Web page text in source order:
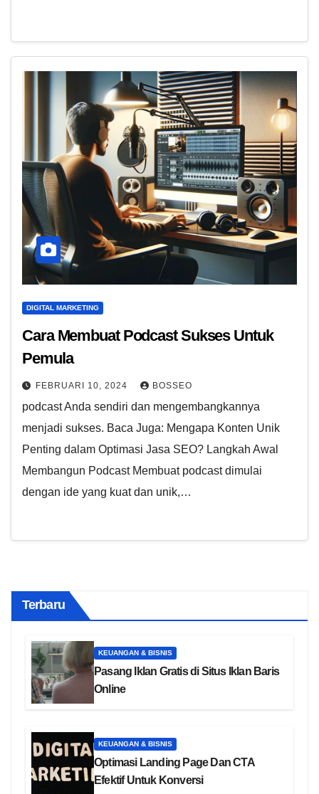
DIGITAL MARKETING
Cara Membuat Podcast Sukses Untuk
Pemula
FEBRUARI 10, 2024 BOSSEO
podcast Anda sendiri dan mengembangkannya
menjadi sukses. Baca Juga: Mengapa Konten Unik
Penting dalam Optimasi Jasa SEO? Langkah Awal
Membangun Podcast Membuat podcast dimulai
dengan ide yang kuat dan unik,…
Terbaru
KEUANGAN & BISNIS
Pasang Iklan Gratis di Situs Iklan Baris
Online
KEUANGAN & BISNIS
Optimasi Landing Page Dan CTA
Efektif Untuk Konversi